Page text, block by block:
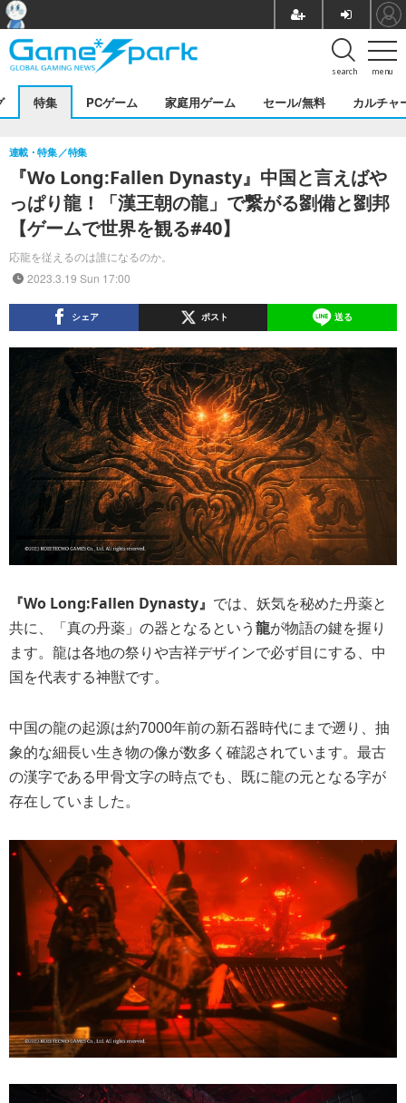
menu
search
特集 PCゲーム 家庭用ゲーム セール/無料 カルチャ
『Wo Long:Fallen Dynasty』中国と言えばや
っぱり龍！「漢王朝の龍」で繋がる劉備と劉邦
【ゲームで世界を観る#40】
応龍を従えるのは誰になるのか。
連載・特集 特集
2023.3.19 Sun 17:00
シェア ポスト 送る
『Wo Long:Fallen Dynasty』 では、妖気を秘めた丹薬と
共に、「真の丹薬」の器となるという龍が物語の鍵を握り
ます。龍は各地の祭りや吉祥デザインで必ず目にする、中
国を代表する神獣です。
中国の龍の起源は約7000年前の新石器時代にまで遡り、抽
象的な細長い生き物の像が数多く確認されています。最古
の漢字である甲骨文字の時点でも、既に龍の元となる字が
存在していました。